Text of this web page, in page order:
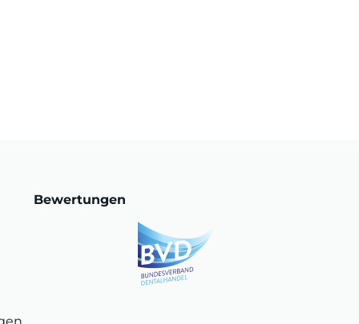
Bewertungen